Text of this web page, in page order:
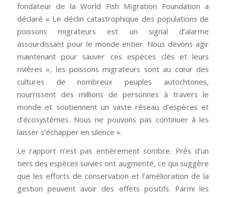
fondateur de la World Fish Migration Foundation a
déclaré « Le déclin catastrophique des populations de
poissons migrateurs est un signal d’alarme
assourdissant pour le monde entier. Nous devons agir
maintenant pour sauver ces espèces clés et leurs
rivières », les poissons migrateurs sont au cœur des
cultures de nombreux peuples autochtones,
nourrissent des millions de personnes à travers le
monde et soutiennent un vaste réseau d’espèces et
d’écosystèmes. Nous ne pouvons pas continuer à les
laisser s’échapper en silence ».
Le rapport n’est pas entièrement sombre. Près d’un
tiers des espèces suivies ont augmenté, ce qui suggère
que les efforts de conservation et l’amélioration de la
gestion peuvent avoir des effets positifs. Parmi les